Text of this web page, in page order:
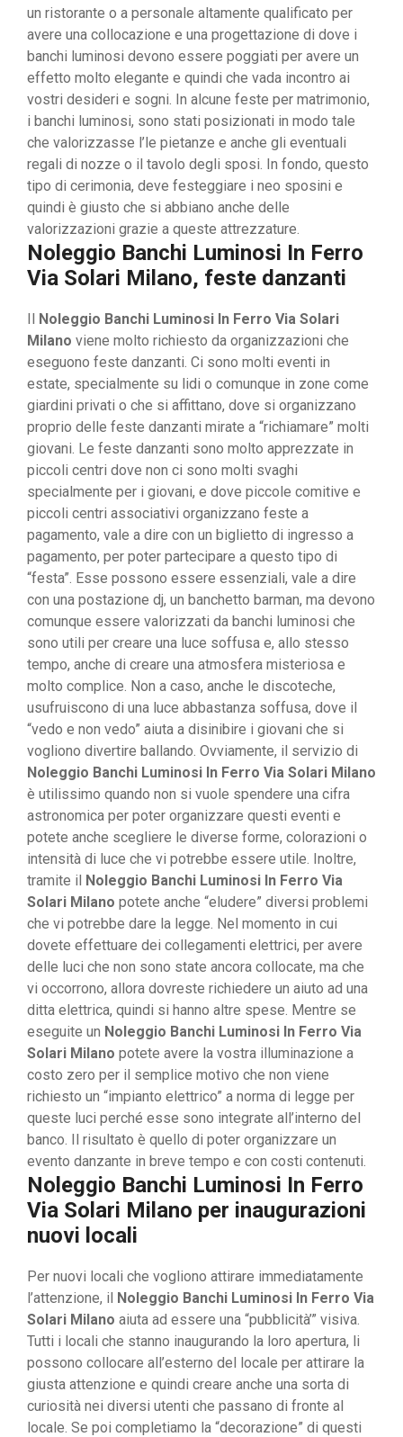
un ristorante o a personale altamente qualificato per
avere una collocazione e una progettazione di dove i
banchi luminosi devono essere poggiati per avere un
effetto molto elegante e quindi che vada incontro ai
vostri desideri e sogni. In alcune feste per matrimonio,
i banchi luminosi, sono stati posizionati in modo tale
che valorizzasse l’le pietanze e anche gli eventuali
regali di nozze o il tavolo degli sposi. In fondo, questo
tipo di cerimonia, deve festeggiare i neo sposini e
quindi è giusto che si abbiano anche delle
valorizzazioni grazie a queste attrezzature.
Noleggio Banchi Luminosi In Ferro
Via Solari Milano, feste danzanti
Il Noleggio Banchi Luminosi In Ferro Via Solari
Milano viene molto richiesto da organizzazioni che
eseguono feste danzanti. Ci sono molti eventi in
estate, specialmente su lidi o comunque in zone come
giardini privati o che si affittano, dove si organizzano
proprio delle feste danzanti mirate a “richiamare” molti
giovani. Le feste danzanti sono molto apprezzate in
piccoli centri dove non ci sono molti svaghi
specialmente per i giovani, e dove piccole comitive e
piccoli centri associativi organizzano feste a
pagamento, vale a dire con un biglietto di ingresso a
pagamento, per poter partecipare a questo tipo di
“festa”. Esse possono essere essenziali, vale a dire
con una postazione dj, un banchetto barman, ma devono
comunque essere valorizzati da banchi luminosi che
sono utili per creare una luce soffusa e, allo stesso
tempo, anche di creare una atmosfera misteriosa e
molto complice. Non a caso, anche le discoteche,
usufruiscono di una luce abbastanza soffusa, dove il
“vedo e non vedo” aiuta a disinibire i giovani che si
vogliono divertire ballando. Ovviamente, il servizio di
Noleggio Banchi Luminosi In Ferro Via Solari Milano
è utilissimo quando non si vuole spendere una cifra
astronomica per poter organizzare questi eventi e
potete anche scegliere le diverse forme, colorazioni o
intensità di luce che vi potrebbe essere utile. Inoltre,
tramite il Noleggio Banchi Luminosi In Ferro Via
Solari Milano potete anche “eludere” diversi problemi
che vi potrebbe dare la legge. Nel momento in cui
dovete effettuare dei collegamenti elettrici, per avere
delle luci che non sono state ancora collocate, ma che
vi occorrono, allora dovreste richiedere un aiuto ad una
ditta elettrica, quindi si hanno altre spese. Mentre se
eseguite un Noleggio Banchi Luminosi In Ferro Via
Solari Milano potete avere la vostra illuminazione a
costo zero per il semplice motivo che non viene
richiesto un “impianto elettrico” a norma di legge per
queste luci perché esse sono integrate all’interno del
banco. Il risultato è quello di poter organizzare un
evento danzante in breve tempo e con costi contenuti.
Noleggio Banchi Luminosi In Ferro
Via Solari Milano per inaugurazioni
nuovi locali
Per nuovi locali che vogliono attirare immediatamente
l’attenzione, il Noleggio Banchi Luminosi In Ferro Via
Solari Milano aiuta ad essere una “pubblicità’” visiva.
Tutti i locali che stanno inaugurando la loro apertura, li
possono collocare all’esterno del locale per attirare la
giusta attenzione e quindi creare anche una sorta di
curiosità nei diversi utenti che passano di fronte al
locale. Se poi completiamo la “decorazione” di questi